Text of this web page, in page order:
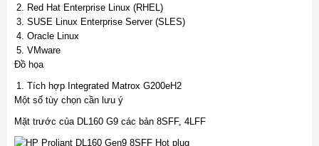
Red Hat Enterprise Linux (RHEL)
SUSE Linux Enterprise Server (SLES)
Oracle Linux
VMware
Đồ họa
Tích hợp Integrated Matrox G200eH2
Một số tùy chọn cần lưu ý
Mặt trước của DL160 G9 các bản 8SFF, 4LFF